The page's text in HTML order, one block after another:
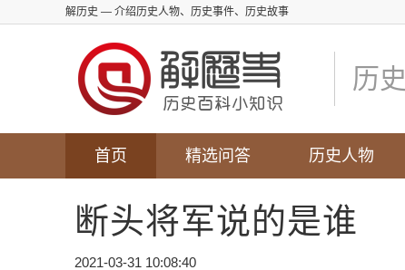
解历史 — 介绍历史人物、历史事件、历史故事
历
首页 精选问答 历史人物
断头将军说的是谁
2021-03-31 10:08:40